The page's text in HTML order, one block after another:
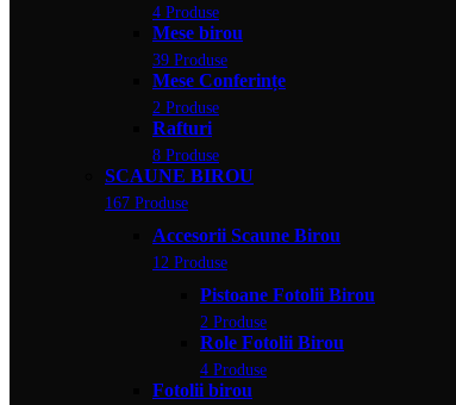
4 Produse
Mese birou
39 Produse
Mese Conferințe
2 Produse
Rafturi
8 Produse
SCAUNE BIROU
167 Produse
Accesorii Scaune Birou
12 Produse
Pistoane Fotolii Birou
2 Produse
Role Fotolii Birou
4 Produse
Fotolii birou